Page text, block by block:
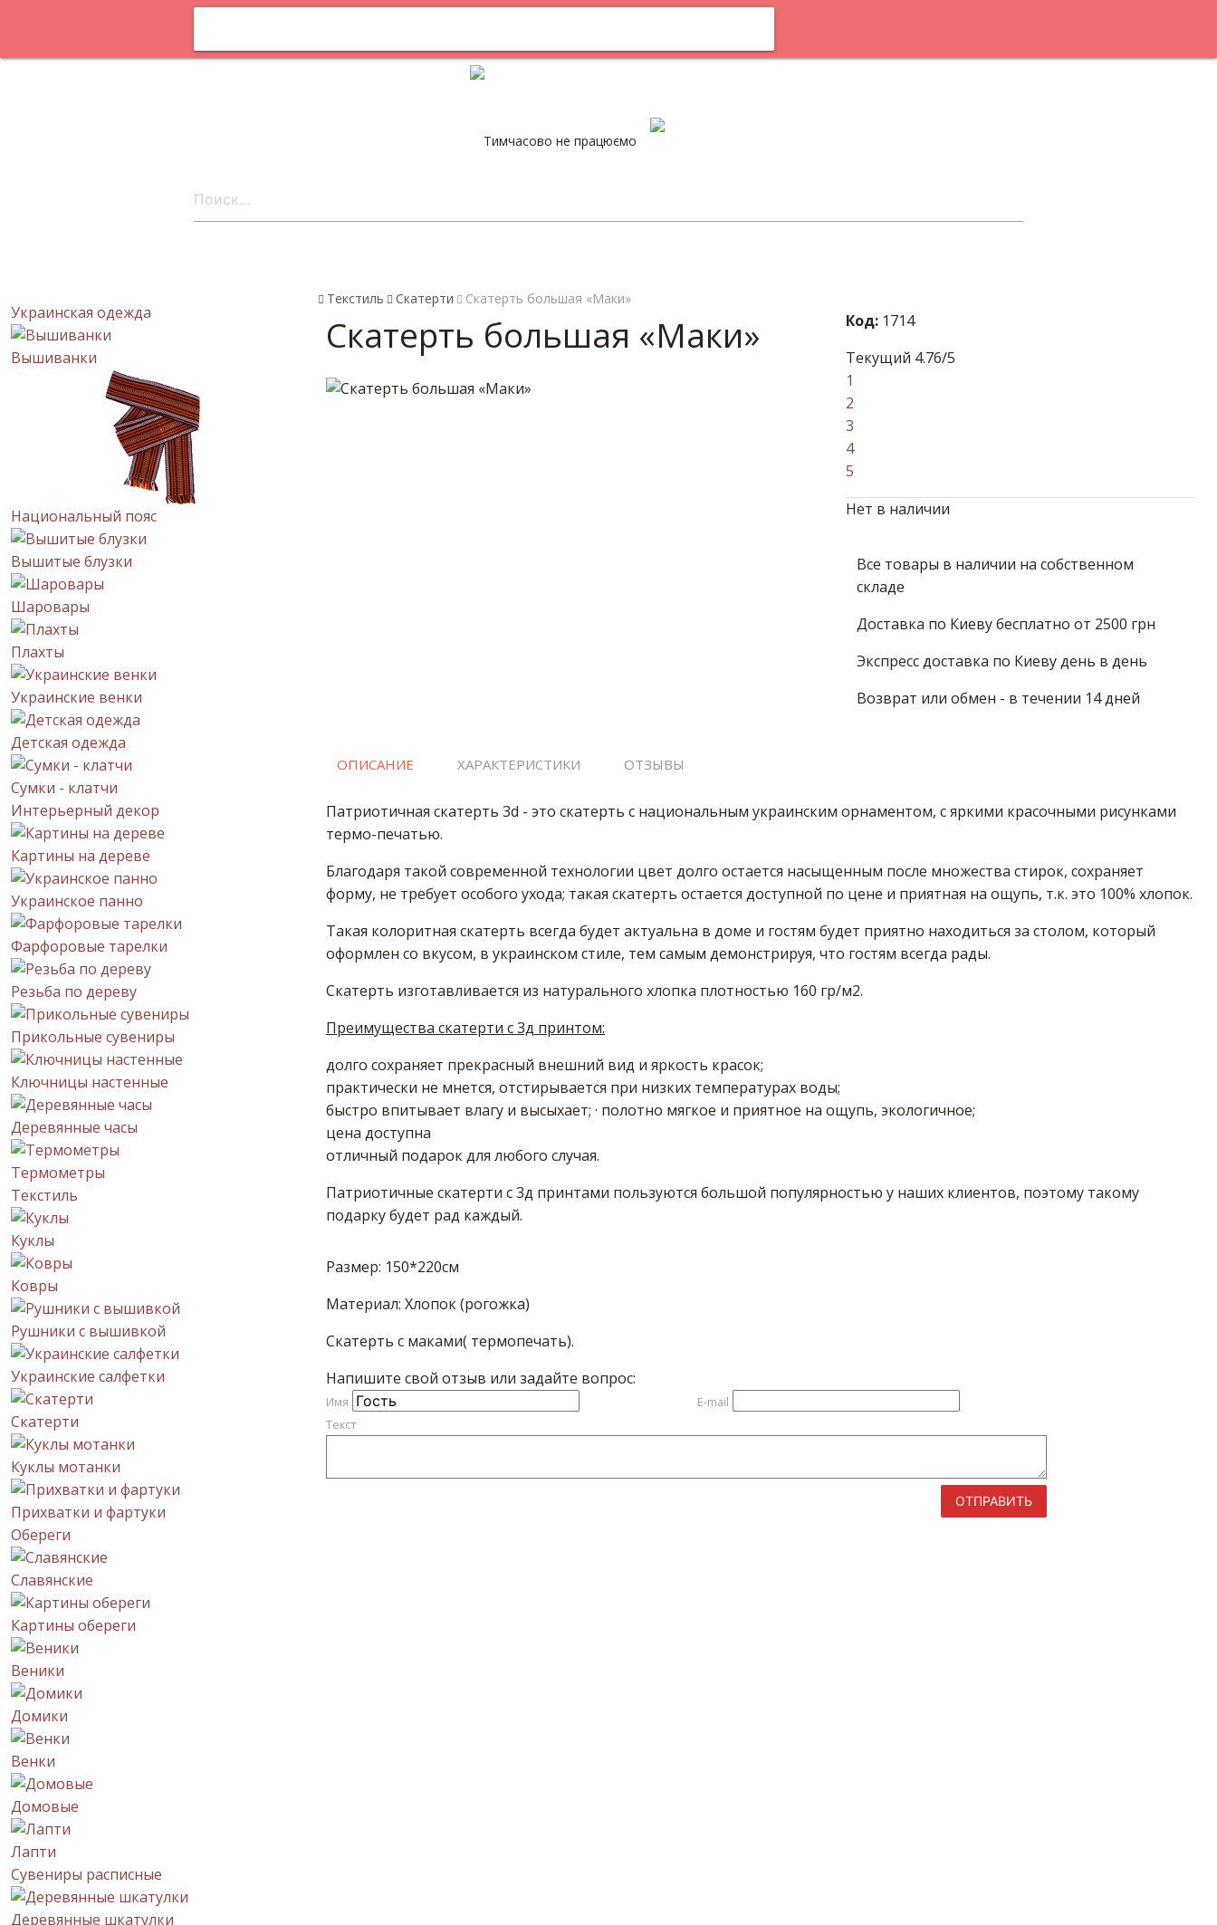
Тимчасово не працюємо
Украинская одежда
Вышиванки
Национальный пояс
Вышитые блузки
Шаровары
Плахты
Украинские венки
Детская одежда
Сумки - клатчи
Интерьерный декор
Картины на дереве
Украинское панно
Фарфоровые тарелки
Резьба по дереву
Прикольные сувениры
Ключницы настенные
Деревянные часы
Термометры
Текстиль
Куклы
Ковры
Рушники с вышивкой
Украинские салфетки
Скатерти
Куклы мотанки
Прихватки и фартуки
Обереги
Славянские
Картины обереги
Веники
Домики
Венки
Домовые
Лапти
Сувениры расписные
Деревянные шкатулки
Текстиль Скатерти Скатерть большая «Маки»
Скатерть большая «Маки» Код: 1714
Текущий 4.76/5
1
2
3
4
5
Нет в наличии
Все товары в наличии на собственном
складе
Доставка по Киеву бесплатно от 2500 грн
Экспресс доставка по Киеву день в день
Возврат или обмен - в течении 14 дней
ОПИСАНИЕ ХАРАКТЕРИСТИКИ ОТЗЫВЫ
Патриотичная скатерть 3d - это скатерть с национальным украинским орнаментом, с яркими красочными рисунками
термо-печатью.
Благодаря такой современной технологии цвет долго остается насыщенным после множества стирок, сохраняет
форму, не требует особого ухода; такая скатерть остается доступной по цене и приятная на ощупь, т.к. это 100% хлопок.
Такая колоритная скатерть всегда будет актуальна в доме и гостям будет приятно находиться за столом, который
оформлен со вкусом, в украинском стиле, тем самым демонстрируя, что гостям всегда рады.
Скатерть изготавливается из натурального хлопка плотностью 160 гр/м2.
Преимущества скатерти с 3д принтом:
долго сохраняет прекрасный внешний вид и яркость красок;
практически не мнется, отстирывается при низких температурах воды;
быстро впитывает влагу и высыхает; · полотно мягкое и приятное на ощупь, экологичное;
цена доступна
отличный подарок для любого случая.
Патриотичные скатерти с 3д принтами пользуются большой популярностью у наших клиентов, поэтому такому
подарку будет рад каждый.
Размер: 150*220см
Материал: Хлопок (рогожка)
Скатерть с маками( термопечать).
Напишите свой отзыв или задайте вопрос:
Имя
E-mail
Текст
ОТПРАВИТЬ